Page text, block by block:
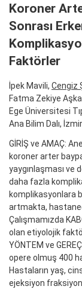
Koroner
Sonrası
Faktörler
İpek Mavili, Cengiz
Fatma Zekiye
Ege Üniversitesi
Ana Bilim Dalı, İzmir
GİRİŞ ve AMAÇ:
koroner arter
yaygınlaşması
daha fazla
komplikasyonlara
artmakta,
Çalışmamızda
olan etiyolojik
YÖNTEM ve
opere olmuş 400
Hastaların yaş,
ejeksiyon